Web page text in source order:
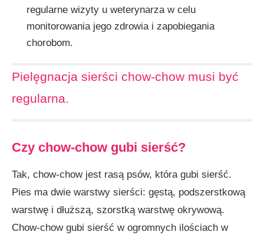
regularne wizyty u weterynarza w celu
monitorowania jego zdrowia i zapobiegania
chorobom.
Pielęgnacja sierści chow-chow musi być
regularna.
Czy chow-chow gubi sierść?
Tak, chow-chow jest rasą psów, która gubi sierść.
Pies ma dwie warstwy sierści: gęstą, podszerstkową
warstwę i dłuższą, szorstką warstwę okrywową.
Chow-chow gubi sierść w ogromnych ilościach w